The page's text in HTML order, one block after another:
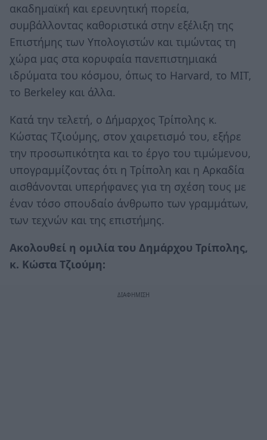
ακαδημαϊκή και ερευνητική πορεία,
συμβάλλοντας καθοριστικά στην εξέλιξη της
Επιστήμης των Υπολογιστών και τιμώντας τη
χώρα μας στα κορυφαία πανεπιστημιακά
ιδρύματα του κόσμου, όπως το Harvard, το MIT,
το Berkeley και άλλα.
Κατά την τελετή, ο Δήμαρχος Τρίπολης κ.
Κώστας Τζιούμης, στον χαιρετισμό του, εξήρε
την προσωπικότητα και το έργο του τιμώμενου,
υπογραμμίζοντας ότι η Τρίπολη και η Αρκαδία
αισθάνονται υπερήφανες για τη σχέση τους με
έναν τόσο σπουδαίο άνθρωπο των γραμμάτων,
των τεχνών και της επιστήμης.
Ακολουθεί η ομιλία του Δημάρχου Τρίπολης,
κ. Κώστα Τζιούμη: